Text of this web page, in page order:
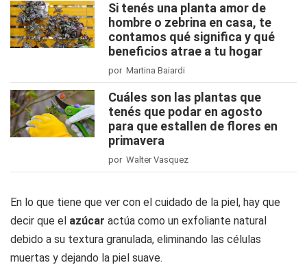
Si tenés una planta amor de
hombre o zebrina en casa, te
contamos qué significa y qué
beneficios atrae a tu hogar
por Martina Baiardi
Cuáles son las plantas que
tenés que podar en agosto
para que estallen de flores en
primavera
por Walter Vasquez
En lo que tiene que ver con el cuidado de la piel, hay que
decir que el azúcar actúa como un exfoliante natural
debido a su textura granulada, eliminando las células
muertas y dejando la piel suave.